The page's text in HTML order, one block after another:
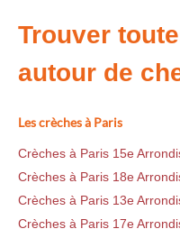
Trouver
autour de
Les crèches à Paris
Crèches à Paris 15e
Crèches à Paris 18e
Crèches à Paris 13e
Crèches à Paris 17e